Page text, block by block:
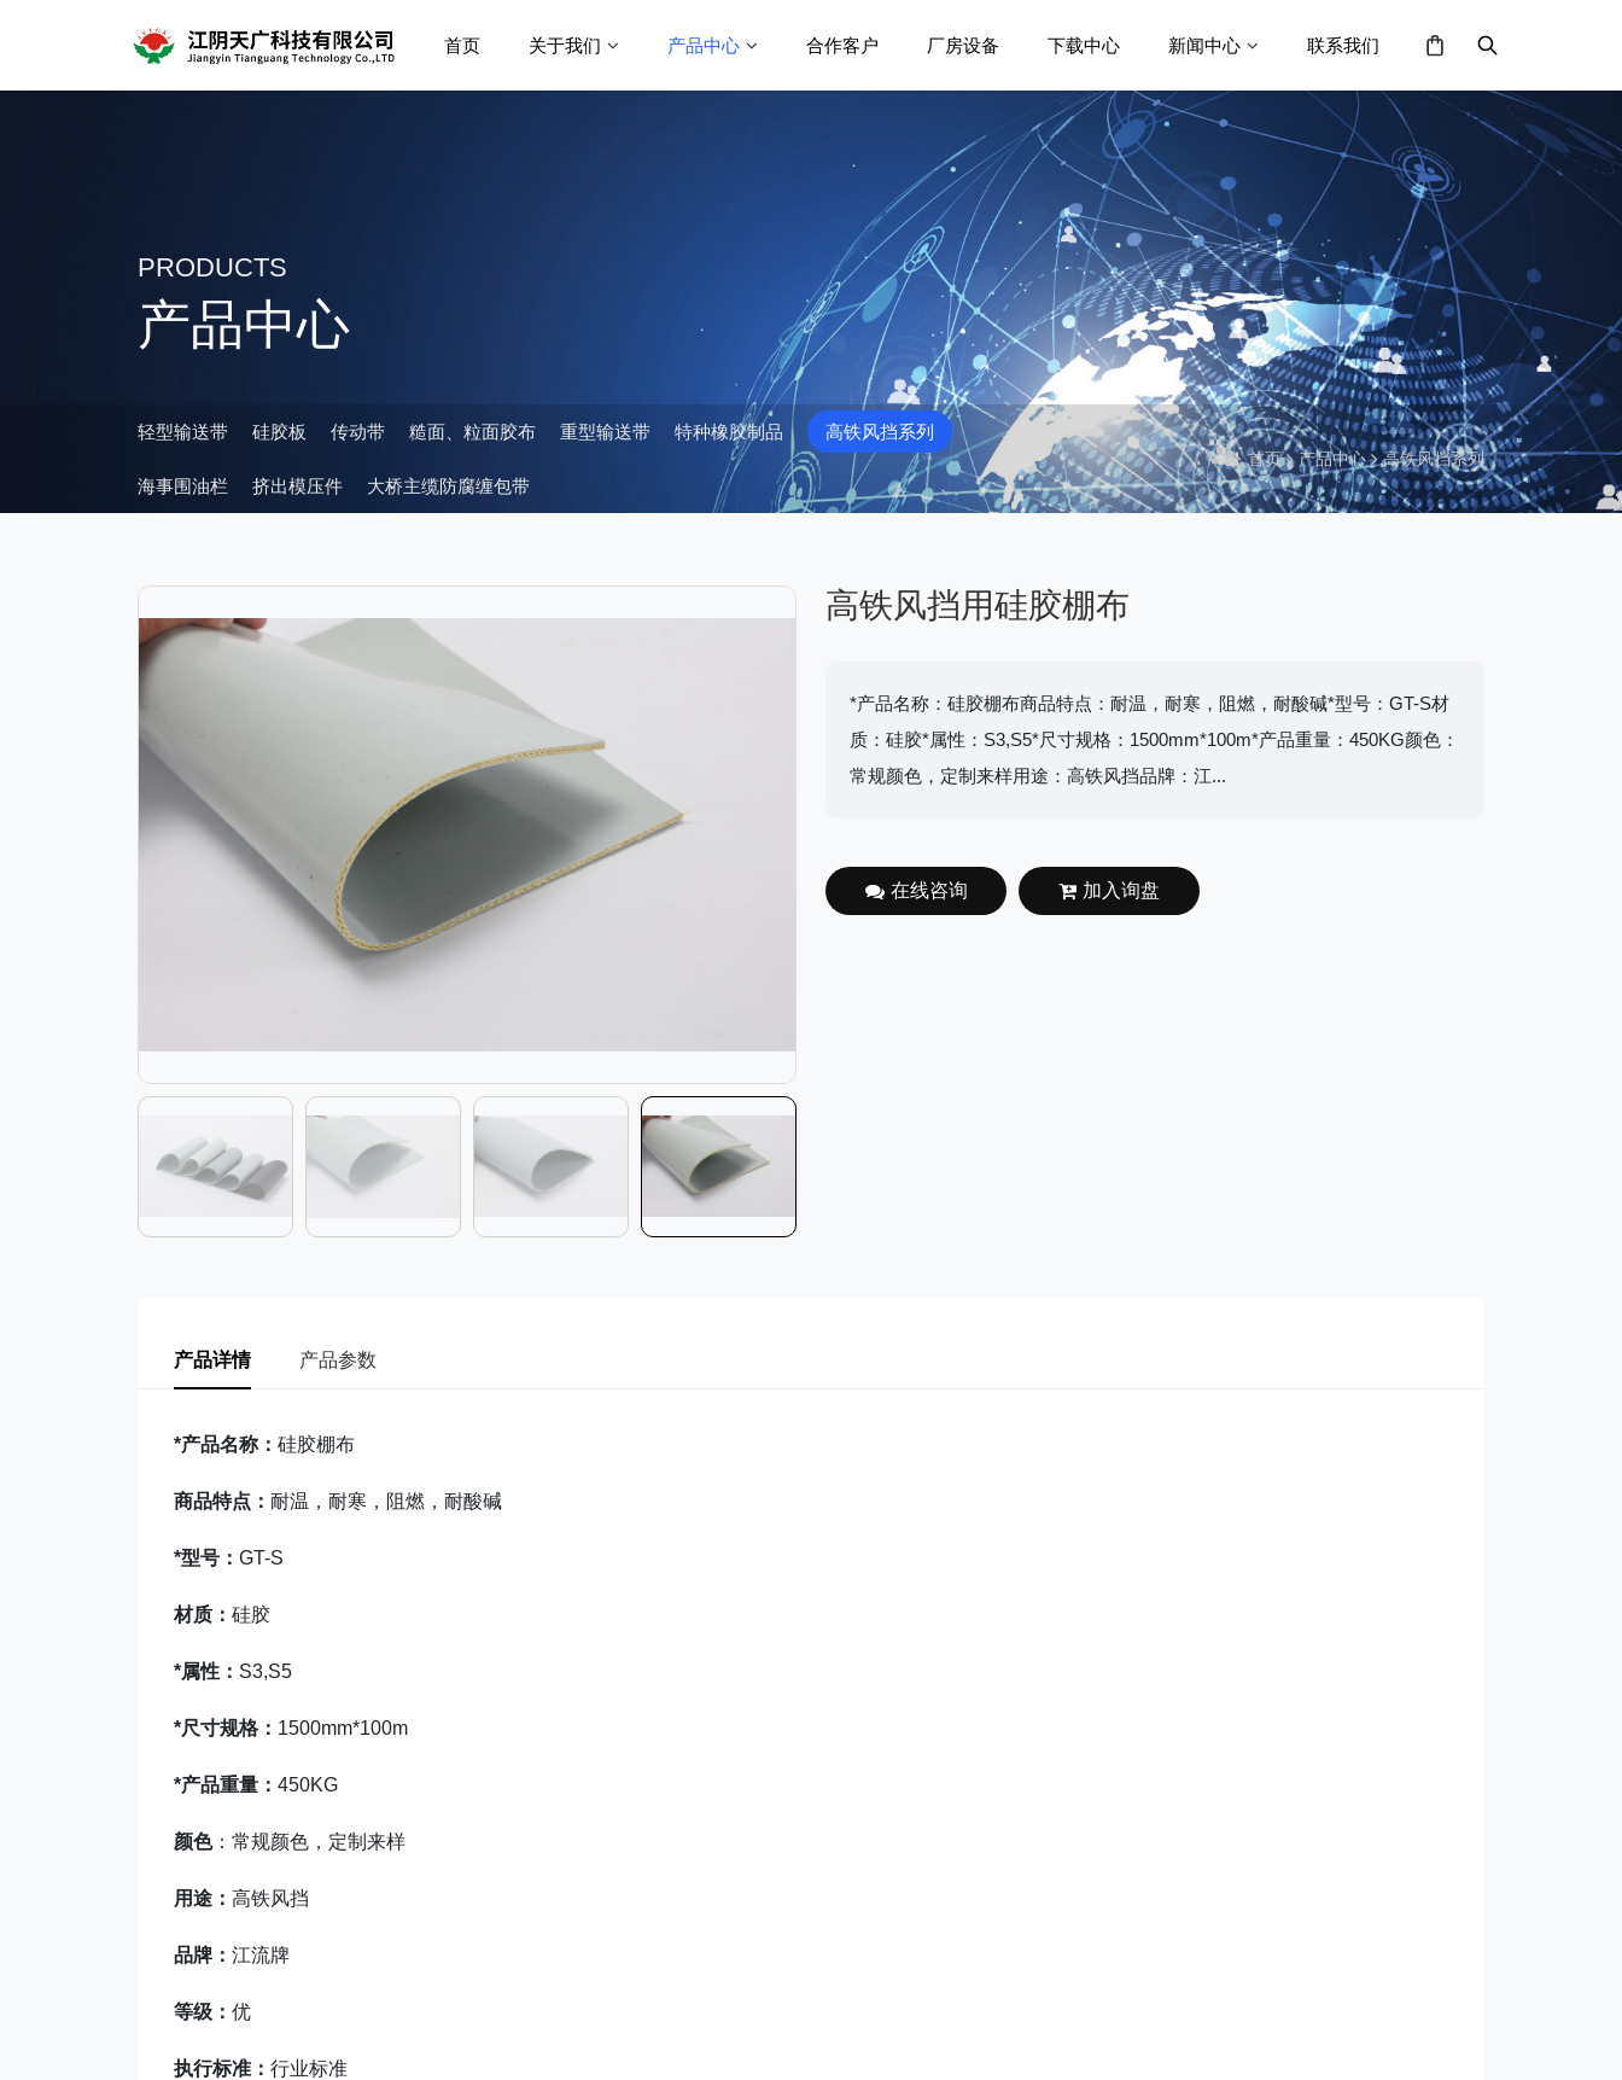
首页 关于我们 产品中心 合作客户 厂房设备 下载中心 新闻中心 联系我们
PRODUCTS
产品中心
轻型输送带 硅胶板 传动带 糙面、粒面胶布 重型输送带 特种橡胶制品 高铁风挡系列
海事围油栏 挤出模压件 大桥主缆防腐缠包带
首页 产品中心 高铁风挡系列
高铁风挡用硅胶棚布
*产品名称：硅胶棚布商品特点：耐温，耐寒，阻燃，耐酸碱*型号：GT-S材
质：硅胶*属性：S3,S5*尺寸规格：1500mm*100m*产品重量：450KG颜色：
常规颜色，定制来样用途：高铁风挡品牌：江...
在线咨询 加入询盘
产品详情 产品参数
*产品名称： 硅胶棚布
商品特点： 耐温，耐寒，阻燃，耐酸碱
*型号： GT-S
材质： 硅胶
*属性： S3,S5
*尺寸规格： 1500mm*100m
*产品重量： 450KG
颜色：常规颜色，定制来样
用途： 高铁风挡
品牌： 江流牌
等级： 优
执行标准： 行业标准